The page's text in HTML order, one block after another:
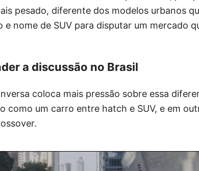
pesado, diferente dos modelos urbanos
nome de SUV para disputar um mercado
a discussão no Brasil
coloca mais pressão sobre essa
como um carro entre hatch e SUV, e em